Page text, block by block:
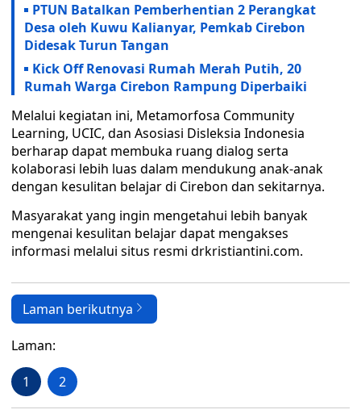
PTUN Batalkan Pemberhentian 2 Perangkat
Desa oleh Kuwu Kalianyar, Pemkab Cirebon
Didesak Turun Tangan
Kick Off Renovasi Rumah Merah Putih, 20
Rumah Warga Cirebon Rampung Diperbaiki
Melalui kegiatan ini, Metamorfosa Community
Learning, UCIC, dan Asosiasi Disleksia Indonesia
berharap dapat membuka ruang dialog serta
kolaborasi lebih luas dalam mendukung anak-anak
dengan kesulitan belajar di Cirebon dan sekitarnya.
Masyarakat yang ingin mengetahui lebih banyak
mengenai kesulitan belajar dapat mengakses
informasi melalui situs resmi drkristiantini.com.
Laman berikutnya
Laman:
1 2